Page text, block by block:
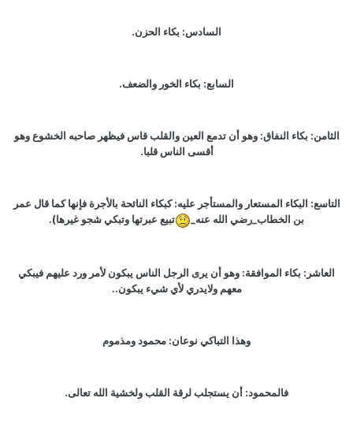
السادس: بكاء الحزن.
السابع: بكاء الخور والضعف.
الثامن: بكاء النفاق: وهو أن تدمع العين والقلب قاس فيظهر صاحبه الخشوع وهو
أقسى الناس قلبا.
التاسع: البكاء المستعار والمستأجر عليه: كبكاء النائحة بالأجرة فإنها كما قال عمر
بن الخطاب_رضي الله عنه_
تبيع عبرتها وتبكي شجو غيرها).
العاشر: بكاء الموافقة: وهو أن يرى الرجل الناس يبكون لأمر ورد عليهم فيبكي
معهم ولايدري لأي شيء يبكون..
وهذا التباكي نوعان: محمود ومذموم
فالمحمود: أن يستجلب لرقة القلب ولخشية الله تعالى.